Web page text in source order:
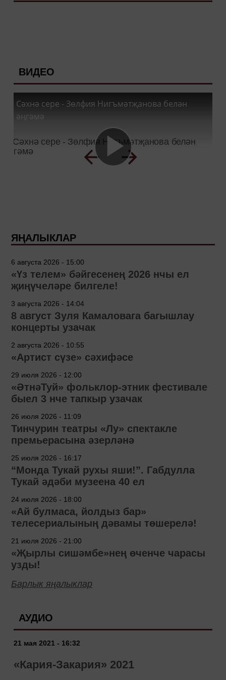
ВИДЕО
Сәхнә сере - Зөлфия Нигъмәтҗанова белән
әңгәмә
ЯҢАЛЫКЛАР
6 августа 2026 - 15:00
«Үз телем» бәйгесенең 2026 нчы ел
җиңүчеләре билгеле!
3 августа 2026 - 14:04
8 август Зуля Камаловага багышлау
концерты узачак
2 августа 2026 - 10:55
«Артист сүзе» сәхифәсе
29 июля 2026 - 12:00
«ӘтнәТуй» фольклор-этник фестивале
быел 3 нче тапкыр узачак
26 июля 2026 - 11:09
Тинчурин театры «Лу» спектакле
премьерасына әзерләнә
25 июля 2026 - 16:17
“Монда Тукай рухы яши!”. Габдулла
Тукай әдәби музеена 40 ел
24 июля 2026 - 18:00
«Ай булмаса, йолдыз бар»
телесериалының дәвамы төшерелә!
21 июля 2026 - 21:00
«Җырлы сишәмбе»нең өченче чарасы
узды!
Барлык яңалыклар
АУДИО
21 мая 2021 - 16:32
«Кария-Закария» 2021